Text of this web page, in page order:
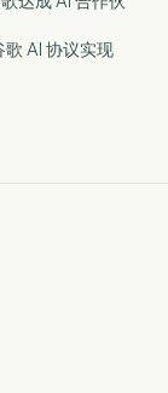
AI 协议实现